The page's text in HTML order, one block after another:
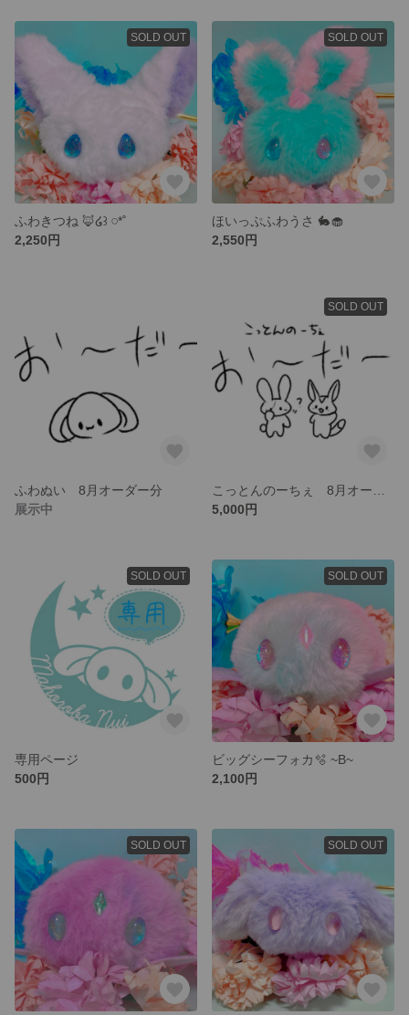
SOLD OUT
ふわきつね 🦊໒꒱ 𓏸*˚
2,250円
SOLD OUT
ほいっぷふわうさ 🐇‎🧁
2,550円
ふわぬい 8月オーダー分
展示中
SOLD OUT
5,000円
SOLD OUT
専用ページ
500円
SOLD OUT
ビッグシーフォカ🫧 ~B~
2,100円
SOLD OUT SOLD OUT